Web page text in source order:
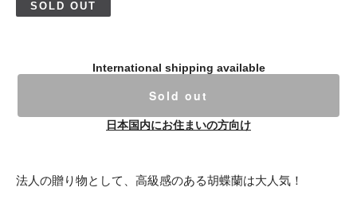
SOLD OUT
International shipping available
Sold out
日本国内にお住まいの方向け
法人の贈り物として、高級感のある胡蝶蘭は大人気！